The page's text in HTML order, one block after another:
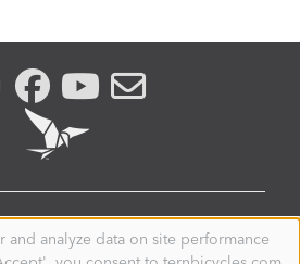
PARAGUAY
and analyze data on site performance